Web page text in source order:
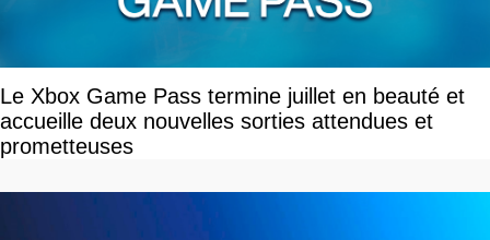
Le Xbox Game Pass termine juillet en beauté et
accueille deux nouvelles sorties attendues et
prometteuses